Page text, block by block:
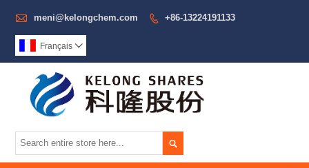
 meni@kelongchem.com  +86-13224191133
Français 
